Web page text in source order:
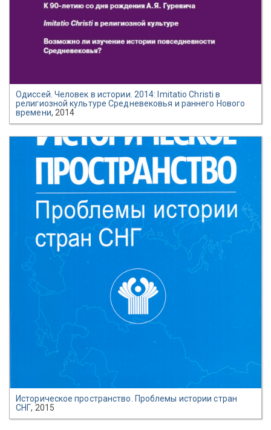
Одиссей. Человек в истории. 2014: Imitatio Christi в
религиозной культуре Средневековья и раннего Нового
времени, 2014
Историческое пространство. Проблемы истории стран
СНГ, 2015